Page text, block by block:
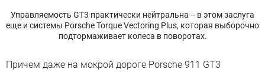
Управляемость GT3 практически нейтральна -- в этом заслуга
еще и системы Porsche Torque Vectoring Plus, которая выборочно
подтормаживает колеса в поворотах.
Причем даже на мокрой дороге Porsche 911 GT3